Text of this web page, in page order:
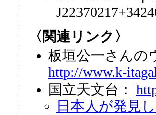
〈関連リンク〉
板垣公一さんの
http://www.k-
国立天文台：
日本人が発見